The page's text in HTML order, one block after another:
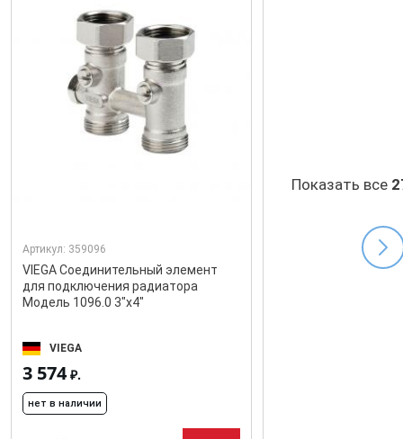
Артикул: 359096
VIEGA Соединительный элемент
для подключения радиатора
Модель 1096.0 3"x4"
VIEGA
3 574₽.
нет в наличии
Показать все